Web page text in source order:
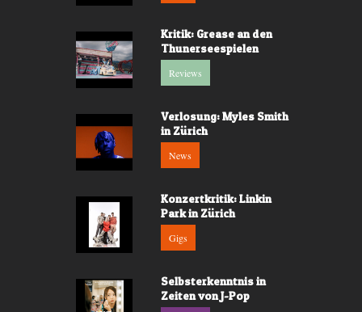
Kritik: Grease an den
Thunerseespielen
Reviews
Verlosung: Myles Smith
in Zürich
News
Konzertkritik: Linkin
Park in Zürich
Gigs
Selbsterkenntnis in
Zeiten von J-Pop